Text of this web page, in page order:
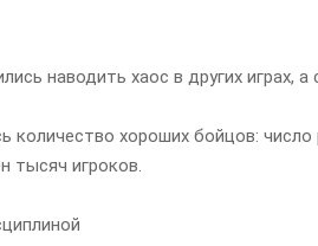
наводить хаос в других играх,
количество хороших бойцов:
тысяч игроков.